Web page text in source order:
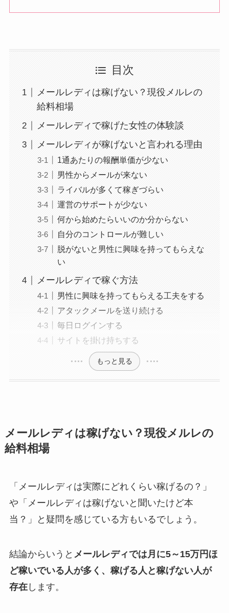
目次
メールレディは稼げない？現役メルレの
給料相場
メールレディで稼げた女性の体験談
メールレディが稼げないと言われる理由
1通あたりの報酬単価が少ない
男性からメールが来ない
ライバルが多くて稼ぎづらい
運営のサポートが少ない
何から始めたらいいのか分からない
自分のコントロールが難しい
脱がないと男性に興味を持ってもらえな
い
メールレディで稼ぐ方法
男性に興味を持ってもらえる工夫をする
アタックメールを送り続ける
毎日ログインする
サイトを掛け持ちする
もっと見る
メールレディは稼げない？現役メルレの
給料相場
「メールレディは実際にどれくらい稼げるの？」
や「メールレディは稼げないと聞いたけど本
当？」と疑問を感じている方もいるでしょう。
結論からいうと メールレディでは月に5～15万円ほ
ど稼いでいる人が多く、稼げる人と稼げない人が
存在します。